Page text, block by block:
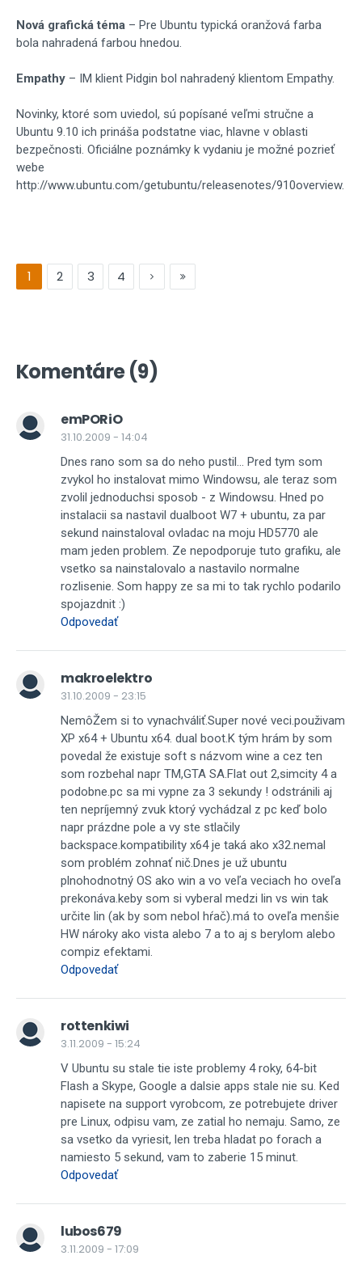
Nová grafická téma – Pre Ubuntu typická oranžová farba
bola nahradená farbou hnedou.
Empathy – IM klient Pidgin bol nahradený klientom Empathy.
Novinky, ktoré som uviedol, sú popísané veľmi stručne a
Ubuntu 9.10 ich prináša podstatne viac, hlavne v oblasti
bezpečnosti. Oficiálne poznámky k vydaniu je možné pozrieť
webe
http://www.ubuntu.com/getubuntu/releasenotes/910overview.
1 2 3 4
Komentáre (9)
emPORiO
31.10.2009 - 14:04
Dnes rano som sa do neho pustil... Pred tym som
zvykol ho instalovat mimo Windowsu, ale teraz som
zvolil jednoduchsi sposob - z Windowsu. Hned po
instalacii sa nastavil dualboot W7 + ubuntu, za par
sekund nainstaloval ovladac na moju HD5770 ale
mam jeden problem. Ze nepodporuje tuto grafiku, ale
vsetko sa nainstalovalo a nastavilo normalne
rozlisenie. Som happy ze sa mi to tak rychlo podarilo
spojazdnit :)
Odpovedať
makroelektro
31.10.2009 - 23:15
NemôŽem si to vynachváliť.Super nové veci.použivam
XP x64 + Ubuntu x64. dual boot.K tým hrám by som
povedal že existuje soft s názvom wine a cez ten
som rozbehal napr TM,GTA SA.Flat out 2,simcity 4 a
podobne.pc sa mi vypne za 3 sekundy ! odstránili aj
ten nepríjemný zvuk ktorý vychádzal z pc keď bolo
napr prázdne pole a vy ste stlačily
backspace.kompatibility x64 je taká ako x32.nemal
som problém zohnať nič.Dnes je už ubuntu
plnohodnotný OS ako win a vo veľa veciach ho oveľa
prekonáva.keby som si vyberal medzi lin vs win tak
určite lin (ak by som nebol hŕač).má to oveľa menšie
HW nároky ako vista alebo 7 a to aj s berylom alebo
compiz efektami.
Odpovedať
rottenkiwi
3.11.2009 - 15:24
V Ubuntu su stale tie iste problemy 4 roky, 64-bit
Flash a Skype, Google a dalsie apps stale nie su. Ked
napisete na support vyrobcom, ze potrebujete driver
pre Linux, odpisu vam, ze zatial ho nemaju. Samo, ze
sa vsetko da vyriesit, len treba hladat po forach a
namiesto 5 sekund, vam to zaberie 15 minut.
Odpovedať
lubos679
3.11.2009 - 17:09